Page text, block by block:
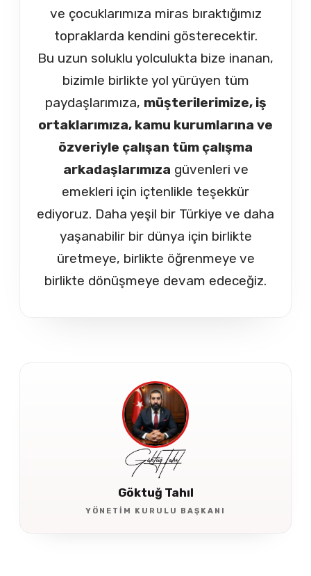
ve çocuklarımıza miras bıraktığımız
topraklarda kendini gösterecektir.
Bu uzun soluklu yolculukta bize inanan,
bizimle birlikte yol yürüyen tüm
paydaşlarımıza, müşterilerimize, iş
ortaklarımıza, kamu kurumlarına ve
özveriyle çalışan tüm çalışma
arkadaşlarımıza güvenleri ve
emekleri için içtenlikle teşekkür
ediyoruz. Daha yeşil bir Türkiye ve daha
yaşanabilir bir dünya için birlikte
üretmeye, birlikte öğrenmeye ve
birlikte dönüşmeye devam edeceğiz.
Göktuğ Tahıl
YÖNETIM KURULU BAŞKANI